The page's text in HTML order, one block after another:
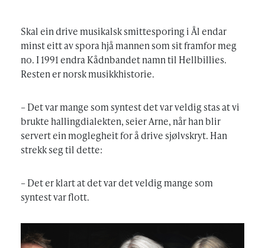
Skal ein drive musikalsk smittesporing i Ål endar
minst eitt av spora hjå mannen som sit framfor meg
no. I 1991 endra Kådnbandet namn til Hellbillies.
Resten er norsk musikkhistorie.
– Det var mange som syntest det var veldig stas at vi
brukte hallingdialekten, seier Arne, når han blir
servert ein moglegheit for å drive sjølvskryt. Han
strekk seg til dette:
– Det er klart at det var det veldig mange som
syntest var flott.